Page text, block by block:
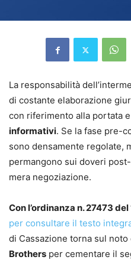
La responsabilità
di costante elaborazione
con riferimento alla portata
informativi. Se la fase pre-
sono densamente regolate,
permangono sui doveri
mera negoziazione.
Con l’ordinanza n. 27473
per consultare il testo
di Cassazione torna sul
Brothers per cementare il